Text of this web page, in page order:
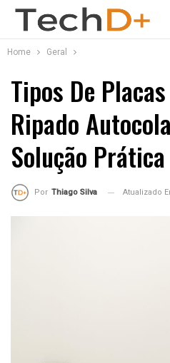
Home Geral
Tipos De
Ripado
Solução
Por Thiago Silva Atualizado